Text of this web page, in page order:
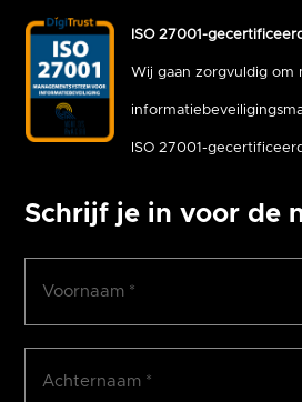
ISO 27001-
Wij gaan zorgvuldig om
ISO 27001-
Schrijf je in voor de